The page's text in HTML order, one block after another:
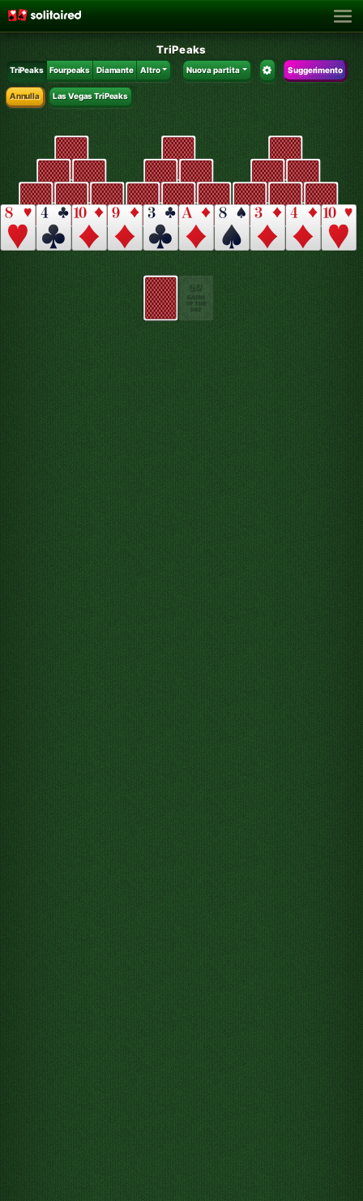
TriPeaks
TriPeaks Fourpeaks Diamante Altro Nuova partita Suggerimento
Annulla Las Vegas TriPeaks